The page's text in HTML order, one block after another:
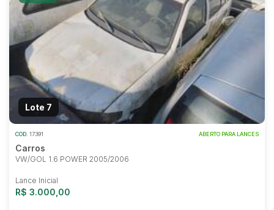
Lote 7
COD. 17391 ABERTO PARA LANCES
Carros
VW/GOL 1.6 POWER 2005/2006
Lance Inicial
R$ 3.000,00